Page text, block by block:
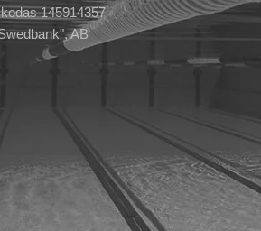
145914357
AB